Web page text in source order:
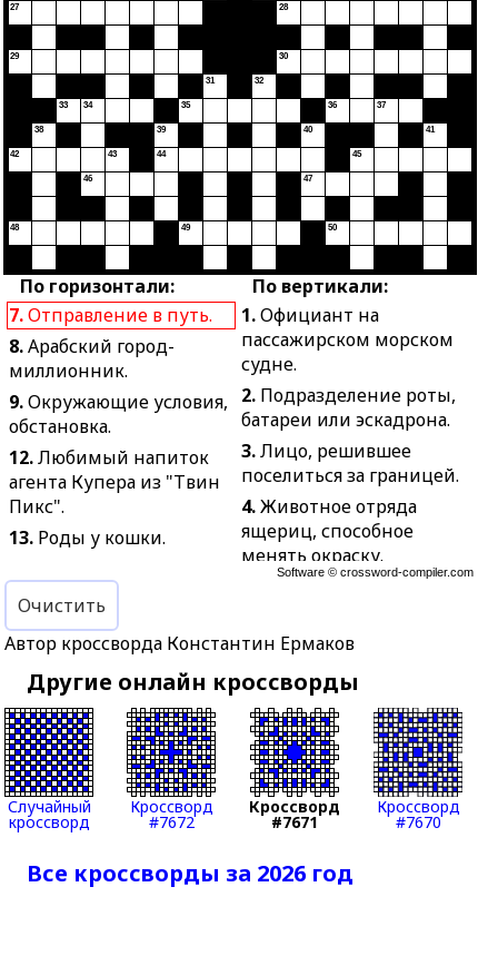
По горизонтали:
7.Отправление в путь.
8.Арабский город-
миллионник.
9.Окружающие условия,
обстановка.
12.Любимый напиток
агента Купера из "Твин
Пикс".
13. Роды у кошки.
16.Военнослужащий,
ведущий огонь из танка
или с самолёта.
17.Лицо, ответственное
за ежедневный уход и
присмотр за лошадьми.
18.Водяные капли,
осаждающиеся на земле
и растениях при
понижении
20.Отрицательно
По вертикали:
1.Официант на
пассажирском морском
судне.
2. Подразделение роты,
батареи или эскадрона.
3.Лицо, решившее
поселиться за границей.
4.Животное отряда
ящериц, способное
менять окраску.
Лопатка с загнутыми
краями.
животного для хранения
вина и других
жидкостей.
10.Пробное задание,
исследование,
испытание.
используемое в
27
29
42
48
38
33 34
46
43
39
44
35
49
31 32
28
30
40
47
36
50
45
37
41
Software ©crossword-compiler.com
Очистить
Автор кроссворда Константин Ермаков
Другие онлайн кроссворды
Случайный
кроссворд
Кроссворд
#7672
Кроссворд
#7671
Кроссворд
#7670
Все кроссворды за 2026 год